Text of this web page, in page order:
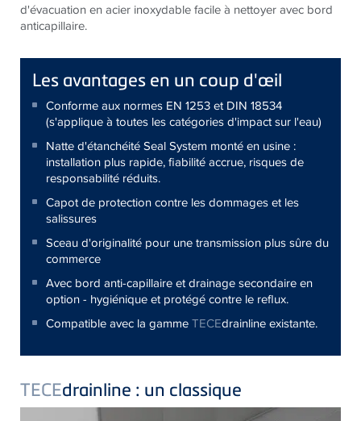
d'évacuation en acier inoxydable facile à nettoyer avec bord
anticapillaire.
Les avantages en un coup d'œil
Conforme aux normes EN 1253 et DIN 18534
(s'applique à toutes les catégories d'impact sur l'eau)
Natte d'étanchéité Seal System monté en usine :
installation plus rapide, fiabilité accrue, risques de
responsabilité réduits.
Capot de protection contre les dommages et les
salissures
Sceau d'originalité pour une transmission plus sûre du
commerce
Avec bord anti-capillaire et drainage secondaire en
option - hygiénique et protégé contre le reflux.
Compatible avec la gammeTECEdrainline existante.
TECEdrainline : un classique